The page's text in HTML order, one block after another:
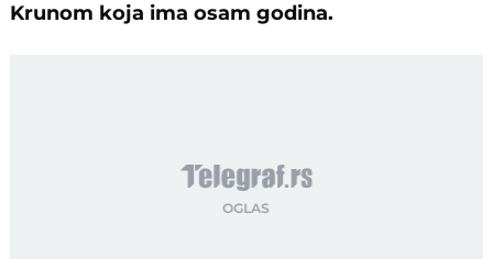
Krunom koja ima osam godina.